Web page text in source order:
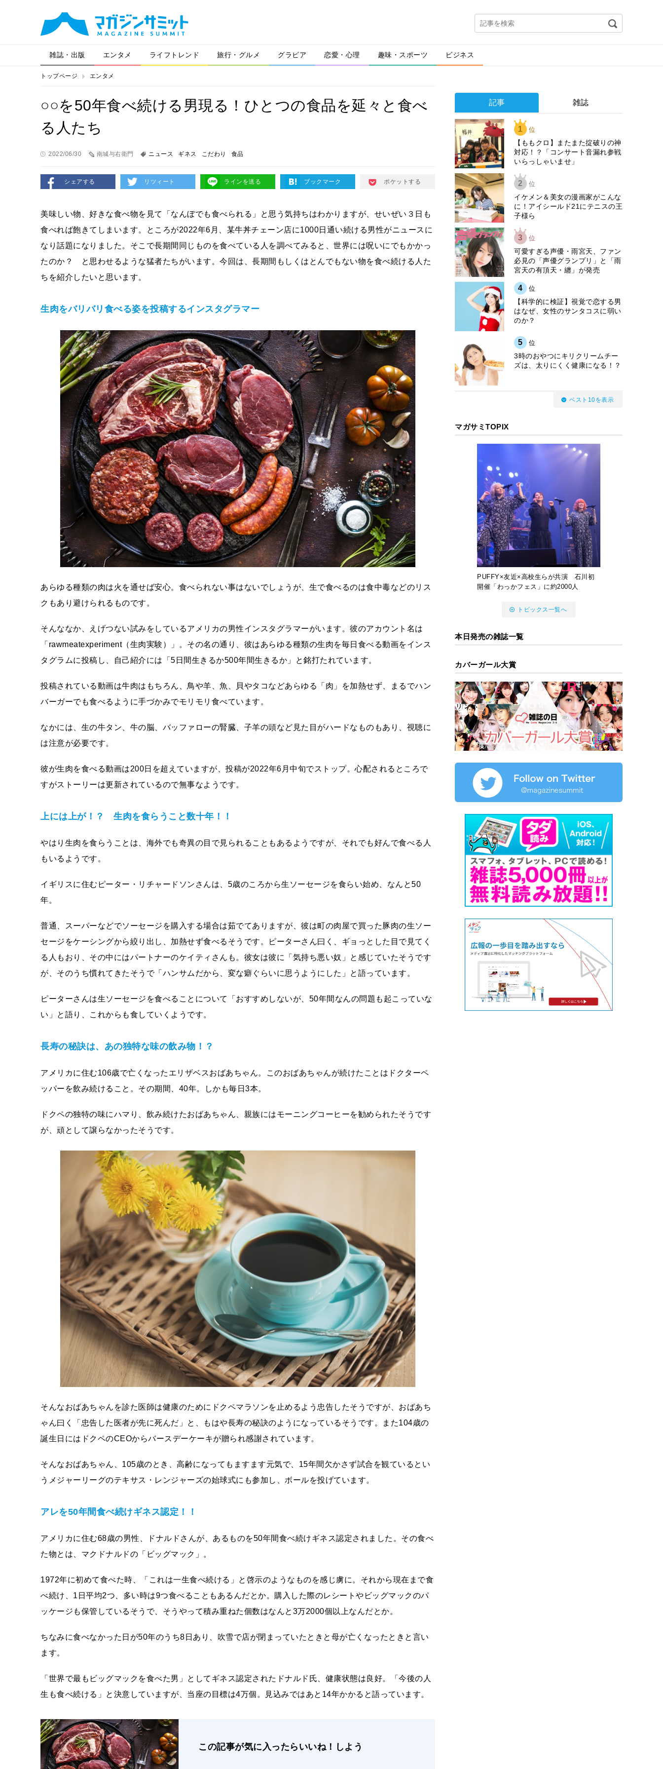
雑誌・出版 エンタメ ライフトレンド 旅行・グルメ グラビア 恋愛・心理 趣味・スポーツ ビジネス
トップページ エンタメ
○○を50年食べ続ける男現る！ひとつの食品を延々と食べ
る人たち
2022/06/30 南城与右衛門 ニュース ギネス こだわり 食品
シェアする リツィート ラインを送る ブックマーク ポケットする
美味しい物、好きな食べ物を見て「なんぼでも食べられる」と思う気持ちはわかりますが、せいぜい３日も
食べれば飽きてしまいます。ところが2022年6月、某牛丼チェーン店に1000日通い続ける男性がニュースに
なり話題になりました。そこで長期間同じものを食べている人を調べてみると、世界には呪いにでもかかっ
たのか？ と思わせるような猛者たちがいます。今回は、長期間もしくはとんでもない物を食べ続ける人た
ちを紹介したいと思います。
生肉をバリバリ食べる姿を投稿するインスタグラマー
あらゆる種類の肉は火を通せば安心。食べられない事はないでしょうが、生で食べるのは食中毒などのリス
クもあり避けられるものです。
そんななか、えげつない試みをしているアメリカの男性インスタグラマーがいます。彼のアカウント名は
「rawmeatexperiment（生肉実験）」。その名の通り、彼はあらゆる種類の生肉を毎日食べる動画をインス
タグラムに投稿し、自己紹介には「5日間生きるか500年間生きるか」と銘打たれています。
投稿されている動画は牛肉はもちろん、鳥や羊、魚、貝やタコなどあらゆる「肉」を加熱せず、まるでハン
バーガーでも食べるように手づかみでモリモリ食べています。
なかには、生の牛タン、牛の脳、バッファローの腎臓、子羊の頭など見た目がハードなものもあり、視聴に
は注意が必要です。
彼が生肉を食べる動画は200日を超えていますが、投稿が2022年6月中旬でストップ。心配されるところで
すがストーリーは更新されているので無事なようです。
上には上が！？ 生肉を食らうこと数十年！！
やはり生肉を食らうことは、海外でも奇異の目で見られることもあるようですが、それでも好んで食べる人
もいるようです。
イギリスに住むピーター・リチャードソンさんは、5歳のころから生ソーセージを食らい始め、なんと50
年。
普通、スーパーなどでソーセージを購入する場合は茹でてありますが、彼は町の肉屋で買った豚肉の生ソー
セージをケーシングから絞り出し、加熱せず食べるそうです。ピーターさん曰く、ギョっとした目で見てく
る人もおり、その中にはパートナーのケイティさんも。彼女は彼に「気持ち悪い奴」と感じていたそうです
が、そのうち慣れてきたそうで「ハンサムだから、変な癖ぐらいに思うようにした」と語っています。
ピーターさんは生ソーセージを食べることについて「おすすめしないが、50年間なんの問題も起こっていな
い」と語り、これからも食していくようです。
長寿の秘訣は、あの独特な味の飲み物！？
アメリカに住む106歳で亡くなったエリザベスおばあちゃん。このおばあちゃんが続けたことはドクターペ
ッパーを飲み続けること。その期間、40年。しかも毎日3本。
ドクペの独特の味にハマり、飲み続けたおばあちゃん、親族にはモーニングコーヒーを勧められたそうです
が、頑として譲らなかったそうです。
そんなおばあちゃんを診た医師は健康のためにドクペマラソンを止めるよう忠告したそうですが、おばあち
ゃん曰く「忠告した医者が先に死んだ」と、もはや長寿の秘訣のようになっているそうです。また104歳の
誕生日にはドクペのCEOからバースデーケーキが贈られ感謝されています。
そんなおばあちゃん、105歳のとき、高齢になってもますます元気で、15年間欠かさず試合を観ているとい
うメジャーリーグのテキサス・レンジャーズの始球式にも参加し、ボールを投げています。
アレを50年間食べ続けギネス認定！！
アメリカに住む68歳の男性、ドナルドさんが、あるものを50年間食べ続けギネス認定されました。その食べ
た物とは、マクドナルドの「ビッグマック」。
1972年に初めて食べた時、「これは一生食べ続ける」と啓示のようなものを感じ虜に。それから現在まで食
べ続け、1日平均2つ、多い時は9つ食べることもあるんだとか。購入した際のレシートやビッグマックのパ
ッケージも保管しているそうで、そうやって積み重ねた個数はなんと3万2000個以上なんだとか。
ちなみに食べなかった日が50年のうち8日あり、吹雪で店が閉まっていたときと母が亡くなったときと言い
ます。
「世界で最もビッグマックを食べた男」としてギネス認定されたドナルド氏、健康状態は良好。「今後の人
生も食べ続ける」と決意していますが、当座の目標は4万個。見込みではあと14年かかると語っています。
この記事が気に入ったらいいね！しよう
記事 雑誌
1 位
【ももクロ】またまた掟破りの神
対応！？「コンサート音漏れ参戦
いらっしゃいませ」
2 位
イケメン＆美女の漫画家がこんな
に！アイシールド21にテニスの王
子様ら
3 位
可愛すぎる声優・雨宮天、ファン
必見の「声優グランプリ」と「雨
宮天の有頂天・纏」が発売
4 位
【科学的に検証】視覚で恋する男
はなぜ、女性のサンタコスに弱い
のか？
5 位
3時のおやつにキリクリームチー
ズは、太りにくく健康になる！？
ベスト10を表示
マガサミTOPIX
PUFFY×友近×高校生らが共演 石川初
開催「わっかフェス」に約2000人
トピックス一覧へ
本日発売の雑誌一覧
カバーガール大賞